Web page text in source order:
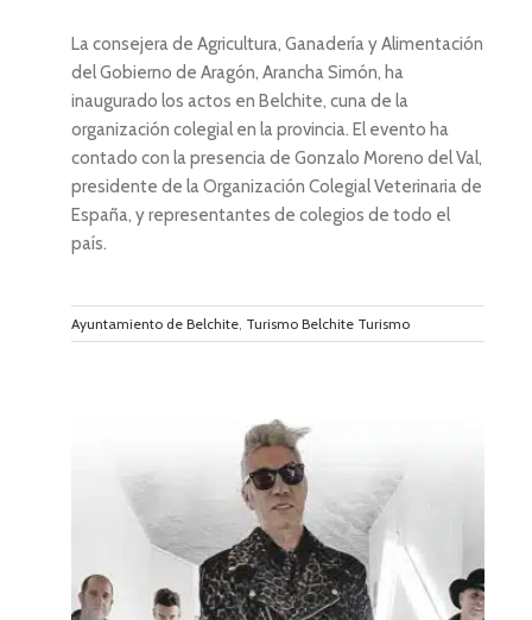
La consejera de Agricultura, Ganadería y Alimentación
del Gobierno de Aragón, Arancha Simón, ha
inaugurado los actos en Belchite, cuna de la
organización colegial en la provincia. El evento ha
contado con la presencia de Gonzalo Moreno del Val,
presidente de la Organización Colegial Veterinaria de
España, y representantes de colegios de todo el
país.
Ayuntamiento de Belchite, Turismo Belchite Turismo